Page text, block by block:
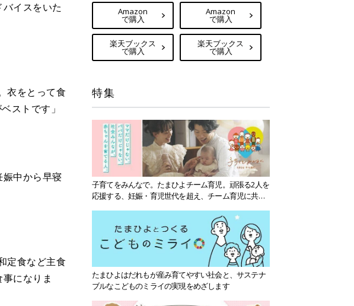
イスをいた
衣をとって食
ストです」
中から早寝
定食など主食
になりま
Amazon
で購入
楽天ブックス
で購入
Amazon
で購入
楽天ブックス
で購入
特集
子育てをみんなで。たまひよチーム育児。頑張る2人を
応援する、妊娠・育児世代を超え、チーム育児に共感
たまひよはだれもが産み育てやすい社会と、サステナ
ブルなこどものミライの実現をめざします